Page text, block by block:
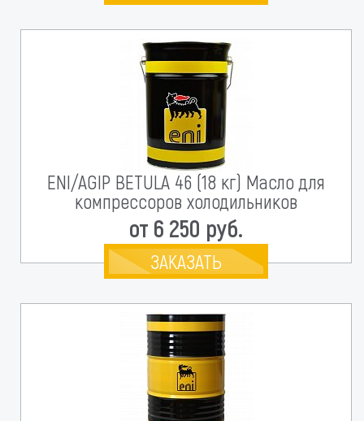
ENI/AGIP BETULA 46 (18 кг) Масло для
компрессоров холодильников
от 6 250 руб.
ЗАКАЗАТЬ